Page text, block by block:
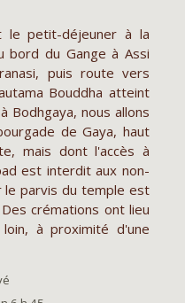
le petit-déjeuner à la
bord du Gange à Assi
puis route vers
Bouddha atteint
Bodhgaya, nous allons
de Gaya, haut
mais dont l'accès à
est interdit aux non-
le parvis du temple est
crémations ont lieu
à proximité d'une